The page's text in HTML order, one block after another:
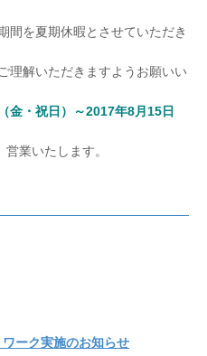
間を夏期休暇とさせていただき
理解いただきますようお願いい
・祝日）～2017年8月15日
業いたします。
ーク実施のお知らせ